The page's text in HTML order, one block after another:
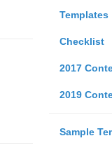
Templates
Checklist
2017
2019
Sample